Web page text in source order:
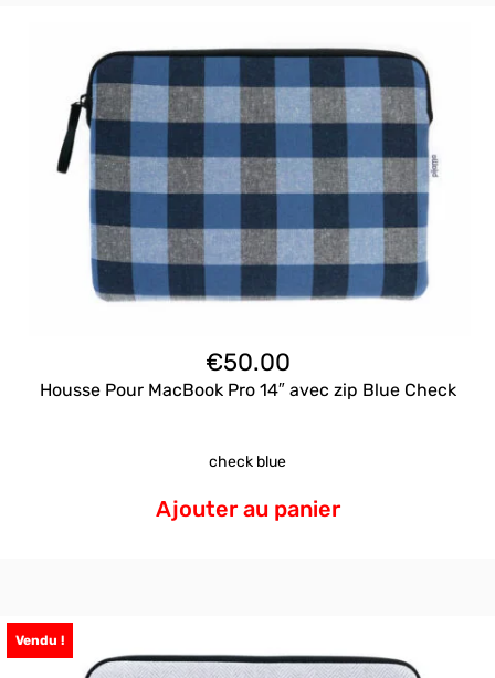
€50.00
Housse Pour MacBook Pro 14″ avec zip Blue Check
check blue
Ajouter au panier
Vendu !